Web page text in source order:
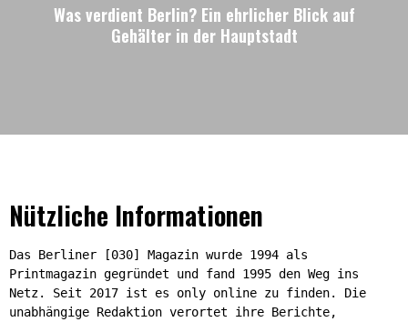
Was verdient Berlin? Ein ehrlicher Blick auf
Gehälter in der Hauptstadt
Nützliche Informationen
Das Berliner [030] Magazin wurde 1994 als
Printmagazin gegründet und fand 1995 den Weg ins
Netz. Seit 2017 ist es only online zu finden. Die
unabhängige Redaktion verortet ihre Berichte,